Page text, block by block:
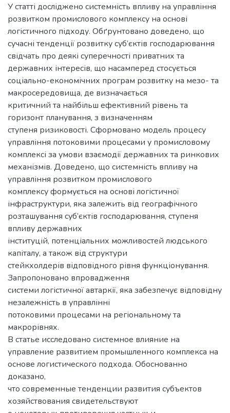
У статті досліджено системність впливу на управління
розвитком промислового комплексу на основі
логістичного підходу. Обґрунтовано доведено, що
сучасні тенденції розвитку суб’єктів господарювання
свідчать про деякі суперечності приватних та
державних інтересів, що насамперед стосується
соціально-економічних програм розвитку на мезо- та
макросередовища, де визначається
критичний та найбільш ефективний рівень та
горизонт планування, з визначенням
ступеня ризиковості. Сформовано модель процесу
управління потоковими процесами у промисловому
комплексі за умови взаємодії державних та ринкових
механізмів. Доведено, що системність впливу на
управління розвитком промислового
комплексу формується на основі логістичної
інфраструктури, яка залежить від географічного
розташування суб’єктів господарювання, ступеня
впливу державних
інституцій, потенціальних можливостей людського
капіталу, а також від структури
стейкхолдерів відповідного рівня функціонування.
Запропоновано впровадження
системи логістичної автаркії, яка забезпечує відповідну
незалежність в управлінні
потоковими процесами на регіональному та
макрорівнях.
В статье исследовано системное влияние на
управление развитием промышленного комплекса на
основе логистического подхода. Обоснованно
доказано,
что современные тенденции развития субъектов
хозяйствования свидетельствуют